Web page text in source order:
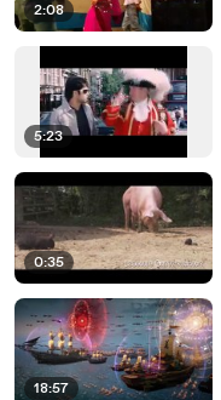
2:08
5:23
0:35
18:57